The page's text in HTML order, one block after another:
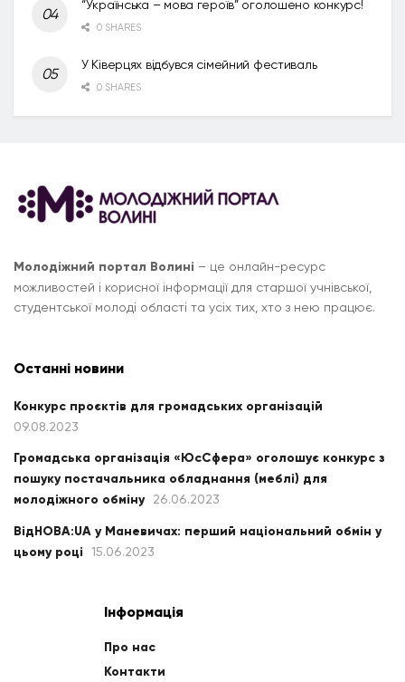
“Українська – мова героїв” оголошено конкурс!
0 SHARES
У Ківерцях відбувся сімейний фестиваль
0 SHARES
Молодіжний портал Волині – це онлайн-ресурс
можливостей і корисної інформації для старшої учнівської,
студентської молоді області та усіх тих, хто з нею працює.
Останні новини
Конкурс проєктів для громадських організацій
09.08.2023
Громадська організація «ЮсСфера» оголошує конкурс з
пошуку постачальника обладнання (меблі) для
молодіжного обміну
26.06.2023
ВідНОВА:UA у Маневичах: перший національний обмін у
цьому році
15.06.2023
Інформація
Про нас
Контакти